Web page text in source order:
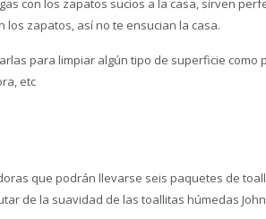
con los zapatos sucios a la casa, sirven
los zapatos, así no te ensucian la casa.
para limpiar algún tipo de superficie como
etc
que podrán llevarse seis paquetes de
de la suavidad de las toallitas húmedas